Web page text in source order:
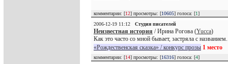
комментарии: [12] просмотры: [10605] голоса: [1]
2006-12-19 11:12
Студия писателей
Неизвестная история / Ирина Рогова (Yucca)
Как это часто со мной бывает, застряла с
«Рождественская сказка» / конкурс прозы 1 место
комментарии: [14] просмотры: [16316] голоса: [4]